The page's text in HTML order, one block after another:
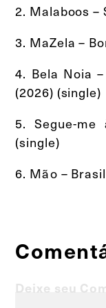
2. Malaboos –
3. MaZela –
4. Bela Noia
(2026) (single)
5. Segue-
(single)
6. Mão –
Deixe seu